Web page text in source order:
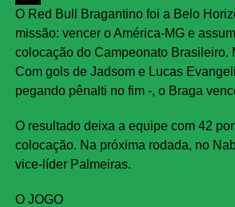
Share
O Red Bull Bragantino foi a Belo
missão: vencer o América-MG e
colocação do Campeonato Brasileiro.
Com gols de Jadsom e Lucas
pegando pênalti no fim -, o Braga
O resultado deixa a equipe com 42
colocação. Na próxima rodada, no
vice-líder Palmeiras.
O JOGO